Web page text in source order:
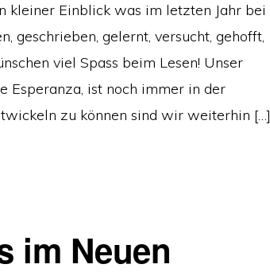
kleiner Einblick was im letzten Jahr bei
geschrieben, gelernt, versucht, gehofft,
viel Spass beim Lesen! Unser
Esperanza, ist noch immer in der
zu können sind wir weiterhin […]
im Neuen